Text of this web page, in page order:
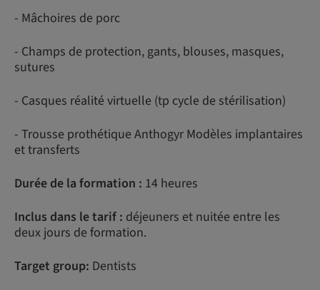
- Mâchoires de porc
- Champs de protection, gants, blouses, masques,
sutures
- Casques réalité virtuelle (tp cycle de stérilisation)
- Trousse prothétique Anthogyr Modèles implantaires
et transferts
Durée de la formation : 14 heures
Inclus dans le tarif : déjeuners et nuitée entre les
deux jours de formation.
Target group: Dentists